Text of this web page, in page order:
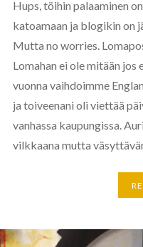
Hups, töihin palaaminen
katoamaan ja blogikin on
Mutta no worries.
Lomahan ei ole mitään jos
vuonna vaihdoimme
ja toiveenani oli viettää
vanhassa kaupungissa.
vilkkaana mutta